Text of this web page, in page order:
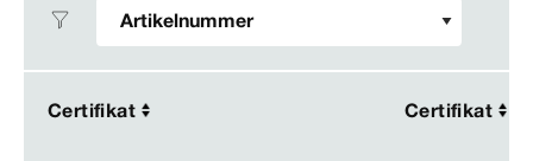
Certifikat Certifikat
Certifikat Certifikat